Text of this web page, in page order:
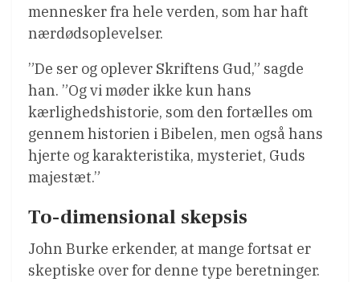
mennesker fra hele verden, som har haft
nærdødsoplevelser.
”De ser og oplever Skriftens Gud,” sagde
han. ”Og vi møder ikke kun hans
kærlighedshistorie, som den fortælles om
gennem historien i Bibelen, men også hans
hjerte og karakteristika, mysteriet, Guds
majestæt.”
To-dimensional skepsis
John Burke erkender, at mange fortsat er
skeptiske over for denne type beretninger.